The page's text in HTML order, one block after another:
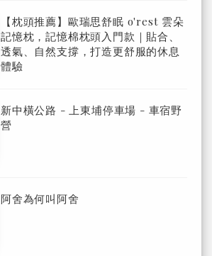
【枕頭推薦】歐瑞思舒眠 o'rest 雲朵
記憶枕，記憶棉枕頭入門款｜貼合、
透氣、自然支撐，打造更舒服的休息
體驗
新中橫公路 - 上東埔停車場 - 車宿野
營
阿舍為何叫阿舍